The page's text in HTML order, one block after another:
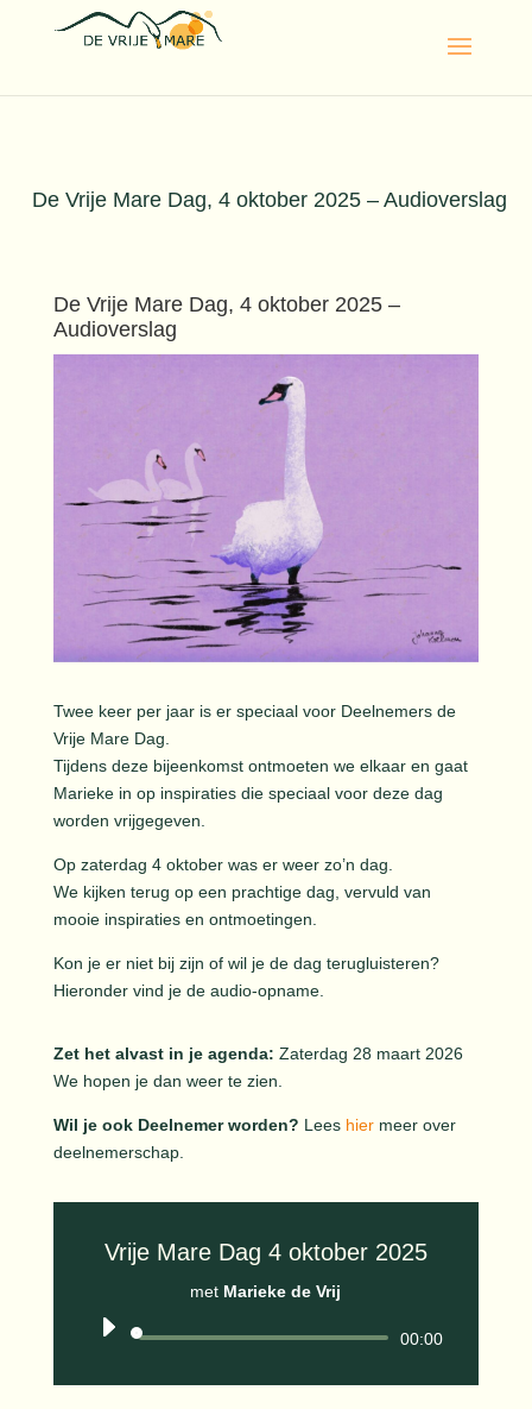
De Vrije Mare Dag, 4 oktober 2025 – Audioverslag
De Vrije Mare Dag, 4 oktober 2025 –
Audioverslag
Twee keer per jaar is er speciaal voor Deelnemers de
Vrije Mare Dag.
Tijdens deze bijeenkomst ontmoeten we elkaar en gaat
Marieke in op inspiraties die speciaal voor deze dag
worden vrijgegeven.
Op zaterdag 4 oktober was er weer zo’n dag.
We kijken terug op een prachtige dag, vervuld van
mooie inspiraties en ontmoetingen.
Kon je er niet bij zijn of wil je de dag terugluisteren?
Hieronder vind je de audio-opname.
Zet het alvast in je agenda: Zaterdag 28 maart 2026
We hopen je dan weer te zien.
Wil je ook Deelnemer worden? Lees hiermeer over
deelnemerschap.
Vrije Mare Dag 4 oktober 2025
met Marieke de Vrij
Audiospeler 00:00